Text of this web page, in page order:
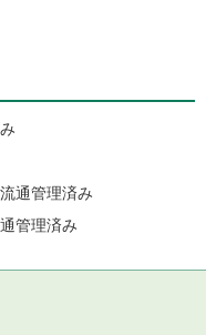
通管理済み
管理済み